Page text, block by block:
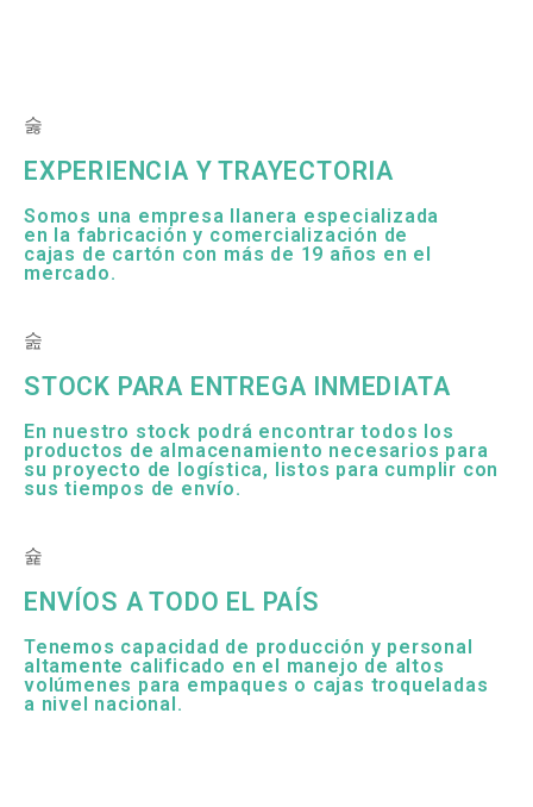
EXPERIENCIA Y TRAYECTORIA
Somos una empresa llanera especializada
en la fabricación y comercialización de
cajas de cartón con más de 19 años en el
mercado.
STOCK PARA ENTREGA INMEDIATA
En nuestro stock podrá encontrar todos los
productos de almacenamiento necesarios para
su proyecto de logística, listos para cumplir con
sus tiempos de envío.
ENVÍOS A TODO EL PAÍS
Tenemos capacidad de producción y personal
altamente calificado en el manejo de altos
volúmenes para empaques o cajas troqueladas
a nivel nacional.